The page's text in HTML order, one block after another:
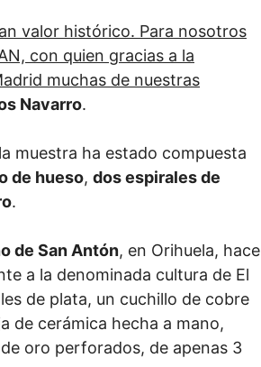
valor histórico. Para nosotros
con quien gracias a la
muchas de nuestras
Navarro.
muestra ha estado compuesta
de hueso, dos espirales de
.
de San Antón, en Orihuela, hace
a la denominada cultura de El
de plata, un cuchillo de cobre
de cerámica hecha a mano,
oro perforados, de apenas 3